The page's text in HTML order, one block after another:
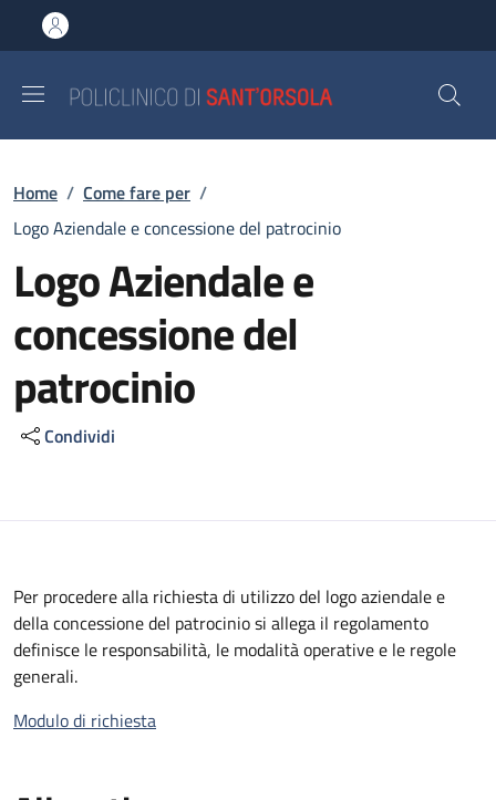
al contenuto principale
to footer content
Briciole di pane
Home / Come fare per /
Logo Aziendale e concessione del patrocinio
Logo Aziendale e
concessione del
patrocinio
Condividi
Per procedere alla richiesta di utilizzo del logo aziendale e
della concessione del patrocinio si allega il regolamento
definisce le responsabilità, le modalità operative e le regole
generali.
Modulo di richiesta